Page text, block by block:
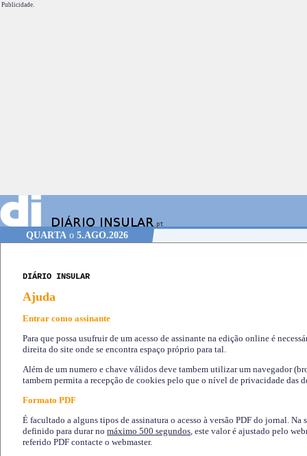
Publicidade.
QUARTA o 5.AGO.2026
DIÁRIO INSULAR
Ajuda
Entrar como assinante
Para que possa usufruir de um acesso de assinante na edição online é
direita do site onde se encontra espaço próprio para tal.
Além de um numero e chave válidos deve tambem utilizar um navegador
tambem permita a recepção de cookies pelo que o nível de privacidade das
Formato PDF
É facultado a alguns tipos de assinatura o acesso à versão PDF do jornal. Na
definido para durar no máximo 500 segundos, este valor é ajustado pelo
referido PDF contacte o webmaster.